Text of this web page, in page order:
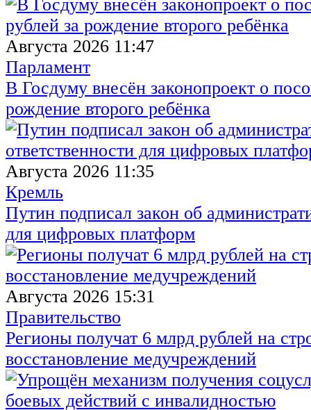
Августа 2026 11:47
Парламент
В Госдуму внесён законопроект о
рождение второго ребёнка
Августа 2026 11:35
Кремль
Путин подписал закон об
для цифровых платформ
Августа 2026 15:31
Правительство
Регионы получат 6 млрд рублей на
восстановление медучреждений